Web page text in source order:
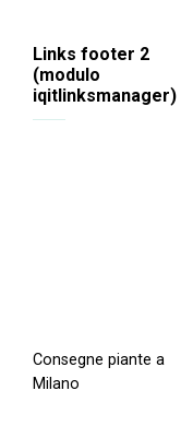
Links footer 2
(modulo
iqitlinksmanager)
Consegne piante a
Milano